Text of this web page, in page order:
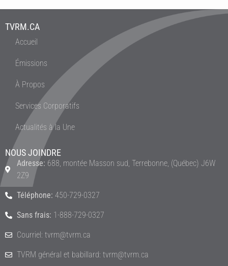
TVRM.CA
Accueil
Émissions
À Propos
Services Corporatifs
Actualités à la Une
NOUS JOINDRE
Adresse: 688, montée Masson sud, Terrebonne, (Québec) J6W
2Z9
Téléphone: 450-729-0327
Sans frais: 1-888-729-0327
Courriel: tvrm@tvrm.ca
TVRM général et babillard: tvrm@tvrm.ca